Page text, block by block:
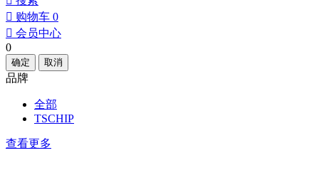
󰀄 购物车 0
󰀅 会员中心
0
确定 取消
品牌
全部
TSCHIP
查看更多